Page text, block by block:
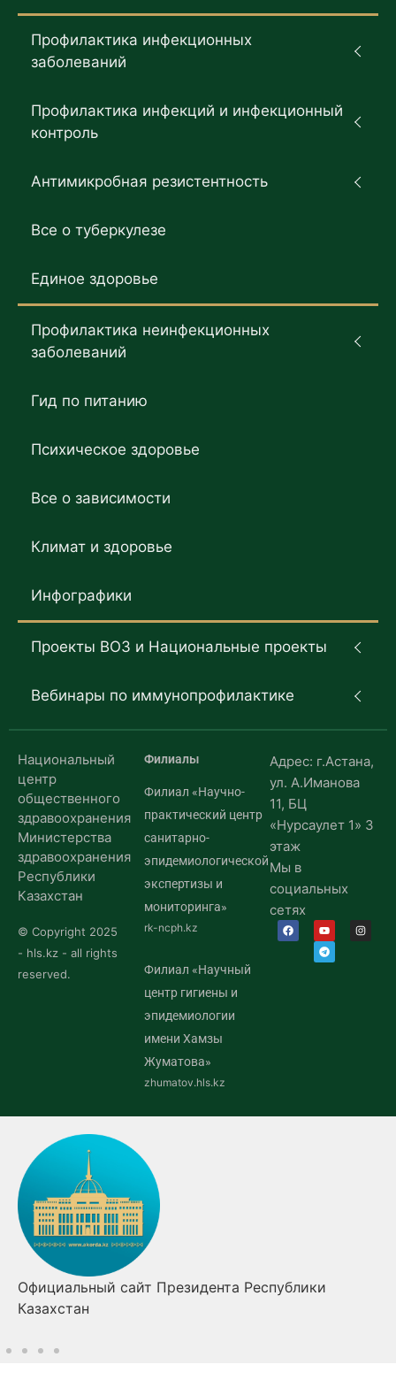
Профилактика инфекционных
заболеваний
Профилактика инфекций и инфекционный
контроль
Антимикробная резистентность
Все о туберкулезе
Единое здоровье
Профилактика неинфекционных
заболеваний
Гид по питанию
Психическое здоровье
Все о зависимости
Климат и здоровье
Инфографики
Проекты ВОЗ и Национальные проекты
Вебинары по иммунопрофилактике
Национальный
центр
общественного
здравоохранения
Министерства
здравоохранения
Республики
Казахстан
© Copyright 2025
- hls.kz - all rights
reserved.
Филиалы
Филиал «Научно-
практический центр
санитарно-
эпидемиологической
экспертизы и
мониторинга»
rk-ncph.kz
Филиал «Научный
центр гигиены и
эпидемиологии
имени Хамзы
Жуматова»
zhumatov.hls.kz
Адрес: г.Астана,
ул. А.Иманова
11, БЦ
«Нурсаулет 1» 3
этаж
Мы в
социальных
сетях
Официальный сайт Президента Республики
Казахстан